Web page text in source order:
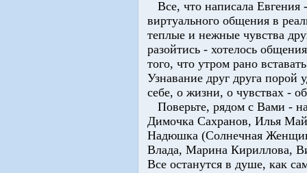
Все, что написала Евгения
виртуального общения в
теплые и нежные чувства
разойтись - хотелось
того, что утром рано
Узнавание друг друга порой
себе, о жизни, о чувствах -
Поверьте, рядом с Вами -
Димочка Сахранов, Илья
Надюшка (Солнечная
Влада, Марина Кириллова,
Все останутся в душе, как